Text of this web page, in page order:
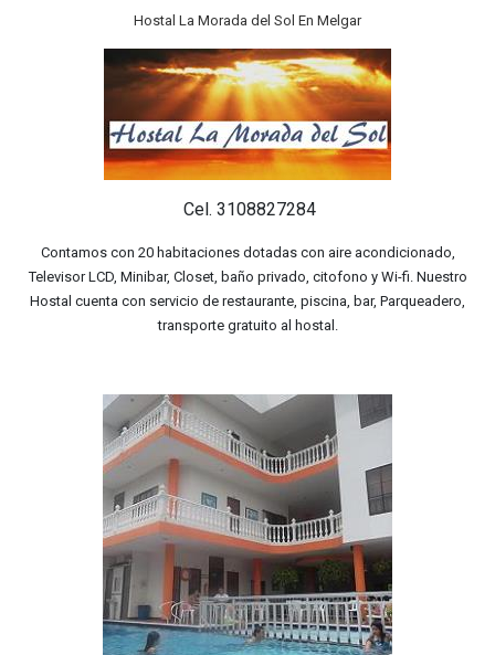
Hostal La Morada del Sol En Melgar
Cel. 3108827284
Contamos con 20 habitaciones dotadas con aire acondicionado,
Televisor LCD, Minibar, Closet, baño privado, citofono y Wi-fi. Nuestro
Hostal cuenta con servicio de restaurante, piscina, bar, Parqueadero,
transporte gratuito al hostal.